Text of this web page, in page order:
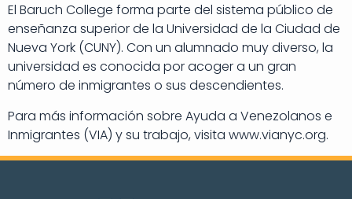
El Baruch College forma parte del sistema público de
enseñanza superior de la Universidad de la Ciudad de
Nueva York (CUNY). Con un alumnado muy diverso, la
universidad es conocida por acoger a un gran
número de inmigrantes o sus descendientes.
Para más información sobre Ayuda a Venezolanos e
Inmigrantes (VIA) y su trabajo, visita www.vianyc.org.